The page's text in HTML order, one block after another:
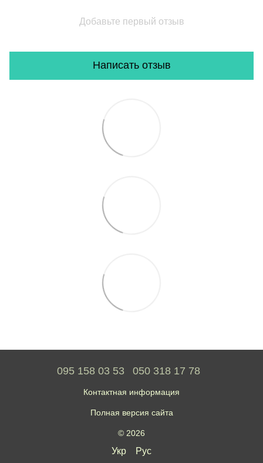
Добавьте первый отзыв
Написать отзыв
095 158 03 53 050 318 17 78
Контактная информация
Полная версия сайта
© 2026
Укр Рус